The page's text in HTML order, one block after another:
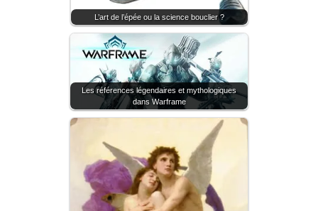
L’art de l’épée ou la science bouclier ?
Les références légendaires et mythologiques
dans Warframe